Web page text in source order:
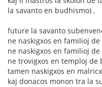
la savanto en budhismo) ,
future la savanto
ne naskigxos en familioj
ne naskigxos en familioj
ne trovigxos en temploj de
tamen naskigxos en
kaj donacos monon tra la